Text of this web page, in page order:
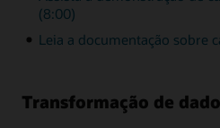
(8:00)
Leia a documentação sobre
Transformação de